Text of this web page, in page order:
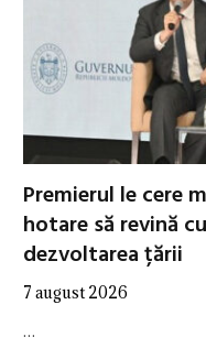
Premierul le cere
hotare să revină
dezvoltarea țării
7 august 2026
…